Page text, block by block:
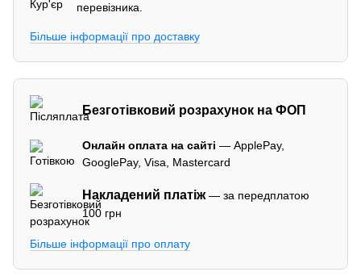
перевізника.
Більше інформації про доставку
Безготівковий розрахунок на ФОП
Онлайн оплата на сайті — ApplePay,
GooglePay, Visa, Mastercard
Накладений платіж— за передплатою
100 грн
Більше інформації про оплату